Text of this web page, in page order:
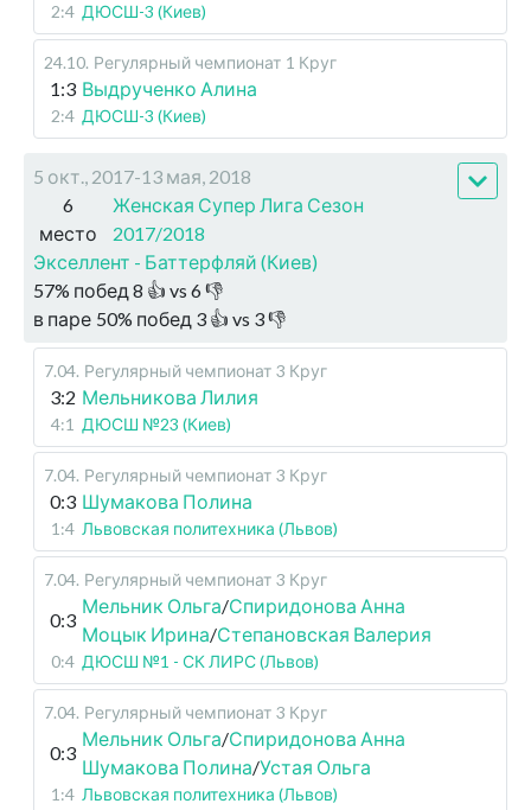
2:4 ДЮСШ-3 (Киев)
24.10. Регулярный чемпионат 1 Круг
1:3 Выдрученко Алина
2:4 ДЮСШ-3 (Киев)
5 окт., 2017-13 мая, 2018
6
место
Женская Супер Лига Сезон
2017/2018
Экселлент - Баттерфляй (Киев)
57% побед 8 👍 vs 6👎
в паре 50% побед 3 👍 vs 3👎
7.04. Регулярный чемпионат 3 Круг
3:2 Мельникова Лилия
4:1 ДЮСШ №23 (Киев)
7.04. Регулярный чемпионат 3 Круг
0:3 Шумакова Полина
1:4 Львовская политехника (Львов)
7.04. Регулярный чемпионат 3 Круг
0:3
Мельник Ольга/Спиридонова Анна
Моцык Ирина/Степановская Валерия
0:4 ДЮСШ №1 - СК ЛИРС (Львов)
7.04. Регулярный чемпионат 3 Круг
0:3
Мельник Ольга/Спиридонова Анна
Шумакова Полина/Устая Ольга
1:4 Львовская политехника (Львов)